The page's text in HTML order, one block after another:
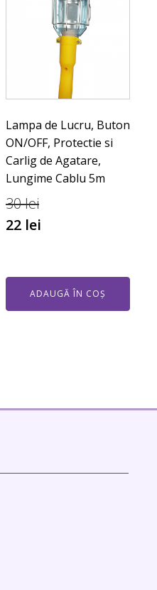
Lampa de Lucru, Buton
ON/OFF, Protectie si
Carlig de Agatare,
Lungime Cablu 5m
30lei
22 lei
ADAUGĂ ÎN COȘ